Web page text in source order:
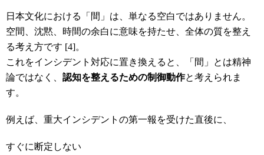
日本文化における「間」は、単なる空白ではありません。
空間、沈黙、時間の余白に意味を持たせ、全体の質を整え
る考え方です [4]。
これをインシデント対応に置き換えると、「間」とは精神
論ではなく、 認知を整えるための制御動作と考えられま
す。
例えば、重大インシデントの第一報を受けた直後に、
すぐに断定しない